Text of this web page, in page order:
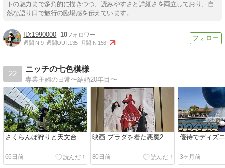
トの魅力まで多角的に描きつつ、読みやすさと詳細さを両立しており、自
然な語り口で旅行の臨場感を伝えています。
1990000 10
週間IN:9 週間OUT:135 月間IN:153
22
ニッチの七色模様
専業主婦の日常〜結婚20年目〜
さくらんぼ狩りと天文台
66日前
映画:プラダを着た悪魔2
80日前
優待でディズ
3ヶ月前